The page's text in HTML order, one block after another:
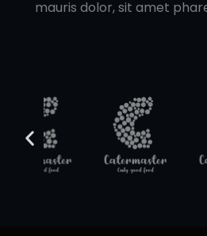
mauris dolor, sit amet